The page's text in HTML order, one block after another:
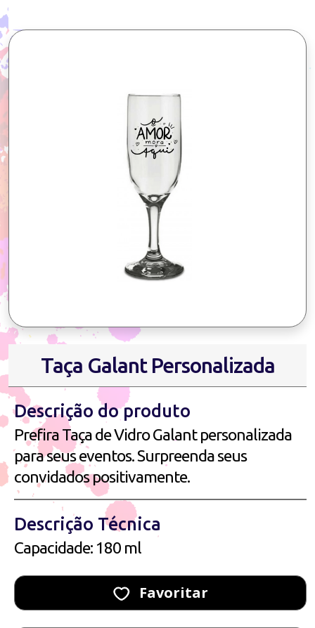
Taça Galant Personalizada
Descrição do produto
Prefira Taça de Vidro Galant personalizada
para seus eventos. Surpreenda seus
convidados positivamente.
Descrição Técnica
Capacidade: 180 ml
Favoritar